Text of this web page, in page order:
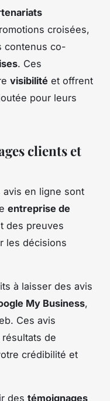
croisées,
contenus co-
. Ces
visibilité et offrent
pour leurs
clients et
avis en ligne sont
entreprise de
des preuves
les décisions
à laisser des avis
My Business,
Ces avis
de
crédibilité et
des témoignages